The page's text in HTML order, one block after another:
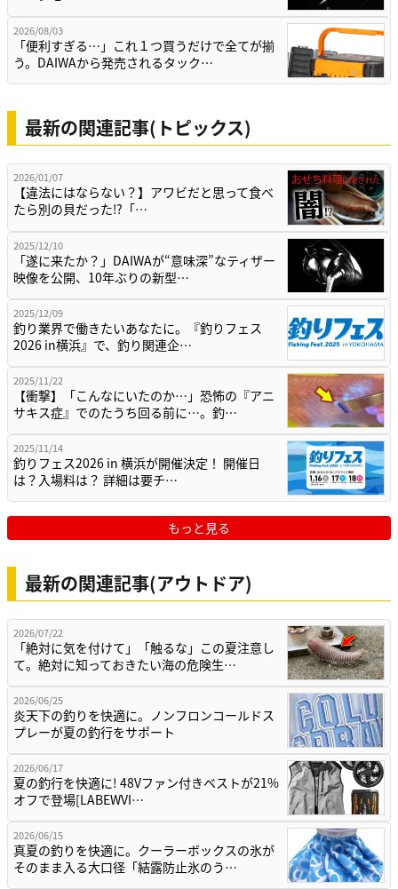
2026/08/03
「便利すぎる…」これ１つ買うだけで全てが揃
う。DAIWAから発売されるタック…
最新の関連記事(トピックス)
2026/01/07
【違法にはならない？】アワビだと思って食べ
たら別の貝だった⁉「…
2025/12/10
「遂に来たか？」DAIWAが“意味深”なティザー
映像を公開、10年ぶりの新型…
2025/12/09
釣り業界で働きたいあなたに。『釣りフェス
2026 in横浜』で、釣り関連企…
2025/11/22
【衝撃】「こんなにいたのか…」恐怖の『アニ
サキス症』でのたうち回る前に…。釣…
2025/11/14
釣りフェス2026 in 横浜が開催決定！ 開催日
は？入場料は？ 詳細は要チ…
もっと見る
最新の関連記事(アウトドア)
2026/07/22
「絶対に気を付けて」「触るな」この夏注意し
て。絶対に知っておきたい海の危険生…
2026/06/25
炎天下の釣りを快適に。ノンフロンコールドス
プレーが夏の釣行をサポート
2026/06/17
夏の釣行を快適に! 48Vファン付きベストが21%
オフで登場[LABEWVI…
2026/06/15
真夏の釣りを快適に。クーラーボックスの氷が
そのまま入る大口径「結露防止氷のう…